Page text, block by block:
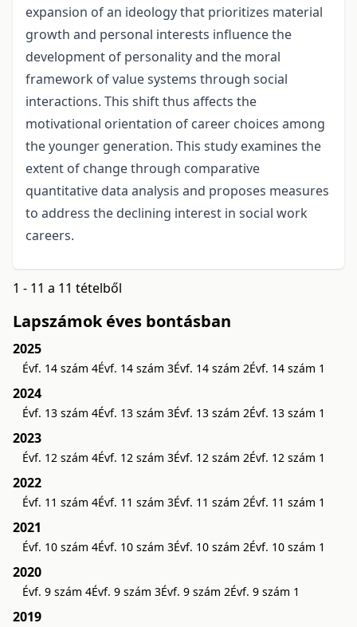
expansion of an ideology that prioritizes material
growth and personal interests influence the
development of personality and the moral
framework of value systems through social
interactions. This shift thus affects the
motivational orientation of career choices among
the younger generation. This study examines the
extent of change through comparative
quantitative data analysis and proposes measures
to address the declining interest in social work
careers.
1 - 11 a 11 tételből
Lapszámok éves bontásban
2025
Évf. 14 szám 4Évf. 14 szám 3Évf. 14 szám 2Évf. 14 szám 1
2024
Évf. 13 szám 4Évf. 13 szám 3Évf. 13 szám 2Évf. 13 szám 1
2023
Évf. 12 szám 4Évf. 12 szám 3Évf. 12 szám 2Évf. 12 szám 1
2022
Évf. 11 szám 4Évf. 11 szám 3Évf. 11 szám 2Évf. 11 szám 1
2021
Évf. 10 szám 4Évf. 10 szám 3Évf. 10 szám 2Évf. 10 szám 1
2020
Évf. 9 szám 4Évf. 9 szám 3Évf. 9 szám 2Évf. 9 szám 1
2019